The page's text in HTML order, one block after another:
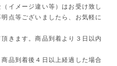
イメージ違い等）はお受け致し
点等ございましたら、お気軽に
きます。商品到着より３日以内
品到着後４日以上経過した場合